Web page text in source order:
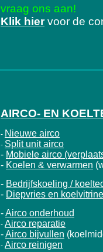
vraag ons aan!
Klik hier voor de
AIRCO- EN
- Nieuwe airco
- Split unit airco
- Mobiele airco
- Koelen & verwarmen
- Bedrijfskoeling /
- Diepvries en
-Airco onderhoud
- Airco reparatie
-Airco bijvullen
- Airco reinigen